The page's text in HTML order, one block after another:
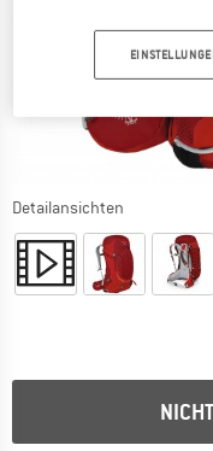
Detailansichten